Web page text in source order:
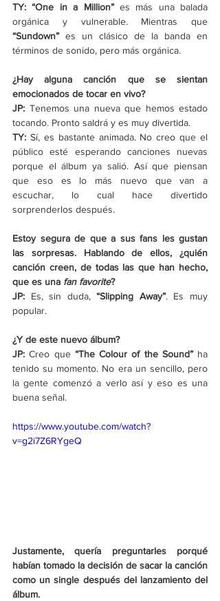
TY: “One in a Million” es más una balada
“Sundown” es un clásico de la banda en
términos de sonido, pero más orgánica.
¿Hay alguna canción que se sientan
emocionados de tocar en vivo?
JP: Tenemos una nueva que hemos estado
tocando. Pronto saldrá y es muy divertida.
TY: Sí, es bastante animada. No creo que el
público esté esperando canciones nuevas
porque el álbum ya salió. Así que piensan
que eso es lo más nuevo que van a
escuchar, lo cual hace divertido
sorprenderlos después.
Estoy segura de que a sus fans les gustan
las sorpresas. Hablando de ellos, ¿quién
canción creen, de todas las que han hecho,
que es una fan favorite?
JP: Es, sin duda, “Slipping Away”. Es muy
popular.
¿Y de este nuevo álbum?
JP: Creo que “The Colour of the Sound” ha
tenido su momento. No era un sencillo, pero
la gente comenzó a verlo así y eso es una
buena señal.
https://www.youtube.com/watch?
v=g2i7Z6RYgeQ
Justamente, quería preguntarles porqué
habían tomado la decisión de sacar la canción
como un single después del lanzamiento del
álbum.